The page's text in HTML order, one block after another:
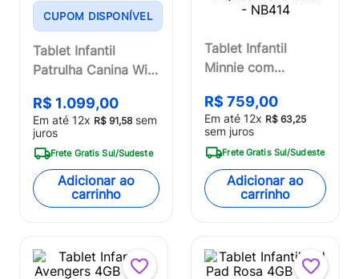
CUPOM DISPONÍVEL
Tablet Infantil
Patrulha Canina Wi-
Tela 8 Pol. Android
13 Octa-core Multi -
NB440
R$ 1.099,00
Em até 12x R$ 91,58sem
juros
Frete Gratis Sul/Sudeste
Adicionar ao
carrinho
Tablet Infantil
Minnie com
4GB RAM + 64GB +
Tela 7 pol + Case +
Wi-fi + Android 13
+ Quad Core Multi
- NB414
R$ 759,00
Em até 12x R$ 63,25
sem juros
Frete Gratis Sul/Sudeste
Adicionar ao
carrinho